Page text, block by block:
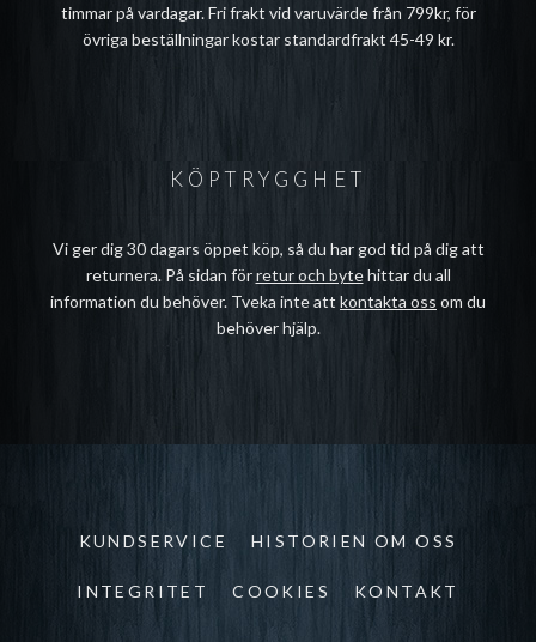
timmar på vardagar. Fri frakt vid varuvärde från 799kr, för
övriga beställningar kostar standardfrakt 45-49 kr.
KÖPTRYGGHET
Vi ger dig 30 dagars öppet köp, så du har god tid på dig att
returnera. På sidan förretur och bytehittar du all
information du behöver. Tveka inte att kontakta oss om du
behöver hjälp.
KUNDSERVICE HISTORIEN OM OSS
INTEGRITET COOKIES KONTAKT